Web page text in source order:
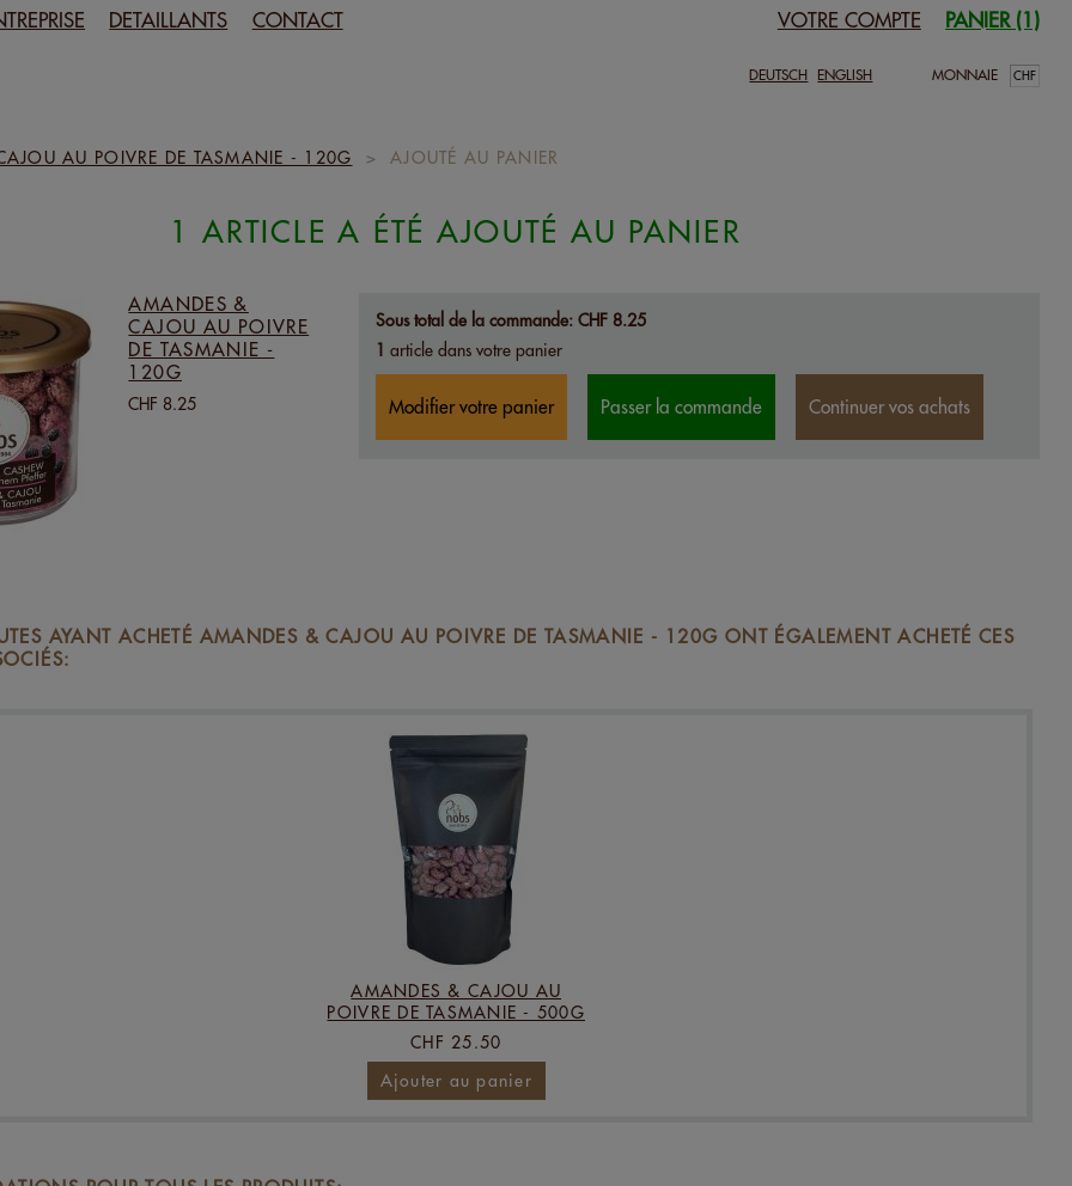
DETAILLANTS CONTACT VOTRE COMPTE PANIER (1)
DEUTSCH ENGLISH MONNAIE
AU POIVRE DE TASMANIE - 120G > AJOUTÉ AU PANIER
1 ARTICLE A ÉTÉ AJOUTÉ AU PANIER
AMANDES &
CAJOU AU POIVRE
DE TASMANIE -
120G
CHF 8.25
Sous total de la commande: CHF 8.25
1 article dans votre panier
Modifier votre panier Passer la commande Continuer vos achats
AYANT ACHETÉ AMANDES & CAJOU AU POIVRE DE TASMANIE - 120G ONT ÉGALEMENT ACHETÉ CES
AMANDES & CAJOU AU
POIVRE DE TASMANIE - 500G
CHF 25.50
Ajouter au panier